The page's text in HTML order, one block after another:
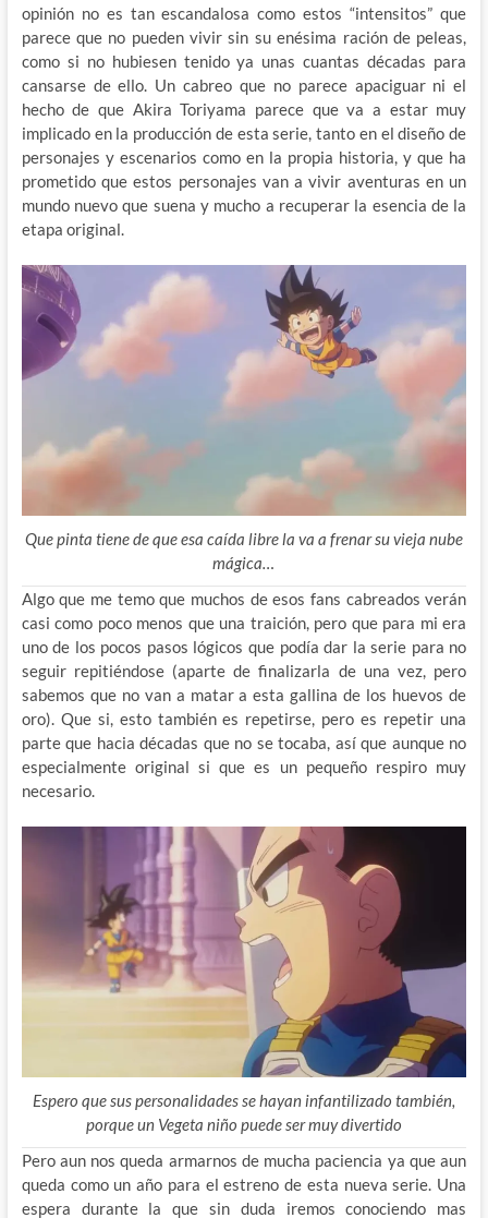
opinión no es tan escandalosa como estos “intensitos” que
parece que no pueden vivir sin su enésima ración de peleas,
como si no hubiesen tenido ya unas cuantas décadas para
cansarse de ello. Un cabreo que no parece apaciguar ni el
hecho de que Akira Toriyama parece que va a estar muy
implicado en la producción de esta serie, tanto en el diseño de
personajes y escenarios como en la propia historia, y que ha
prometido que estos personajes van a vivir aventuras en un
mundo nuevo que suena y mucho a recuperar la esencia de la
etapa original.
Que pinta tiene de que esa caída libre la va a frenar su vieja nube
mágica…
Algo que me temo que muchos de esos fans cabreados verán
casi como poco menos que una traición, pero que para mi era
uno de los pocos pasos lógicos que podía dar la serie para no
seguir repitiéndose (aparte de finalizarla de una vez, pero
sabemos que no van a matar a esta gallina de los huevos de
oro). Que si, esto también es repetirse, pero es repetir una
parte que hacia décadas que no se tocaba, así que aunque no
especialmente original si que es un pequeño respiro muy
necesario.
Espero que sus personalidades se hayan infantilizado también,
porque un Vegeta niño puede ser muy divertido
Pero aun nos queda armarnos de mucha paciencia ya que aun
queda como un año para el estreno de esta nueva serie. Una
espera durante la que sin duda iremos conociendo mas